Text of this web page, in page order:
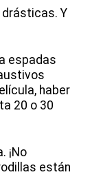
Y
espadas
haber
20 o 30
¡No
están